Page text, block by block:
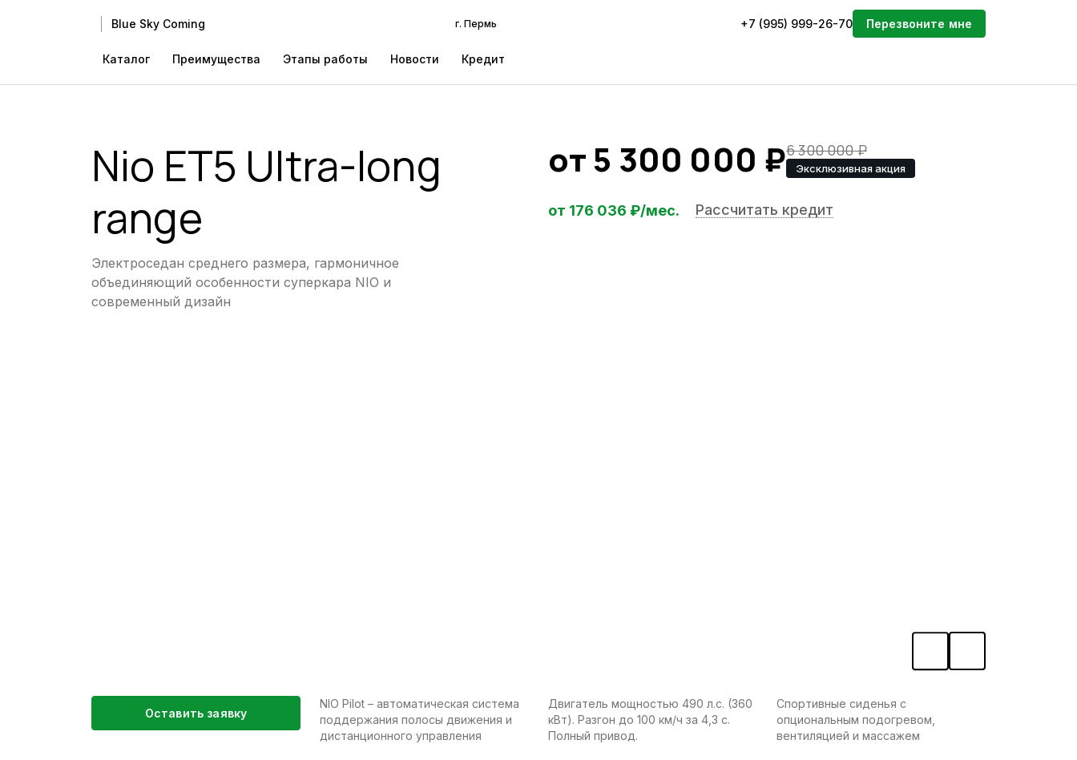
Blue Sky Coming г. Пермь +7 (995) 999-26-70 Перезвоните мне
Каталог Преимущества Этапы работы Новости Кредит
Nio ET5 Ultra-long
range
Электроседан среднего размера, гармоничное
объединяющий особенности суперкара NIO и
современный дизайн
от5 300 000 ₽6 300 000₽
Эксклюзивная акция
от 176 036 ₽/мес. Рассчитать кредит
Оставить заявку
NIO Pilot – автоматическая система
поддержания полосы движения и
дистанционного управления
Двигатель мощностью 490 л.с. (360
кВт). Разгон до 100 км/ч за 4,3 с.
Полный привод.
Спортивные сиденья с
опциональным подогревом,
вентиляцией и массажем